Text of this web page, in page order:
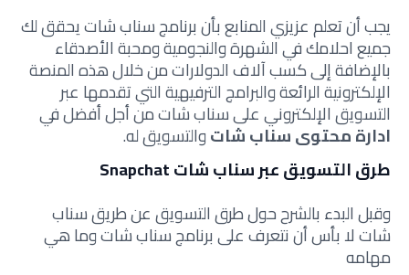
يجب أن تعلم عزيزي المنابع بأن برنامج سناب شات يحقق لك
جميع احلامك في الشهرة والنجومية ومحبة الأصدقاء
بالإضافة إلى كسب آلاف الدولارات من خلال هذه المنصة
الإلكترونية الرائعة والبرامج الترفيهية التي تقدمها عبر
التسويق الإلكتروني على سناب شات من أجل أفضل في
ادارة محتوى سناب شاتوالتسويق له.
طرق التسويق عبر سناب شات Snapchat
وقبل البدء بالشرح حول طرق التسويق عن طريق سناب
شات لا بأس أن نتعرف على برنامج سناب شات وما هي
مهامه